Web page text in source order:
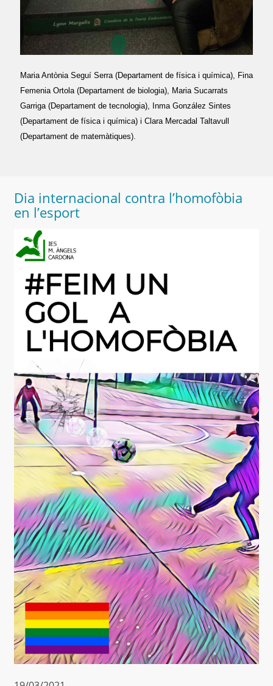
Maria Antònia Seguí Serra (Departament de física i química), Fina
Femenia Ortola (Departament de biologia), Maria Sucarrats
Garriga (Departament de tecnologia), Inma González Sintes
(Departament de física i química) i Clara Mercadal Taltavull
(Departament de matemàtiques).
Dia internacional contra l’homofòbia
en l’esport